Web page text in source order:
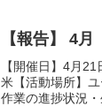
【報告】 4
【開催日】4月
米【活動場所】
作業の進捗状況